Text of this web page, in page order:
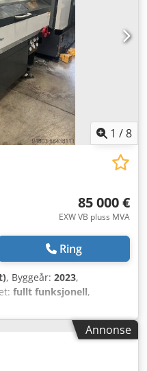
1 /8
85 000 €
EXW VB pluss MVA
Ring
, Byggeår: 2023,
fullt funksjonell,
572 mm,
(maks.): 4 000
Djdpovwz T Uofx
Annonse